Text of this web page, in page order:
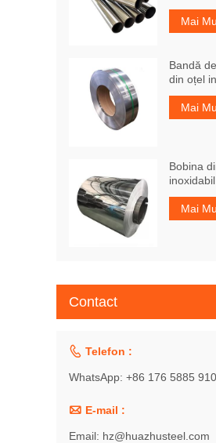
Mai
Bandă
din oțel
Mai
Bobina
Mai
Contact
 Telefon :
WhatsApp: +86 176 5885
 E-mail :
Email: hz@huazhusteel.com